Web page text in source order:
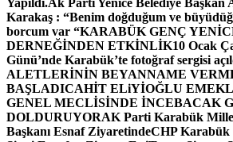
Karakaş : “Benim doğduğum ve
borcum var “KARABÜK GENÇ
DERNEĞİNDEN ETKİNLİK10 Ocak
Günü’nde Karabük’te fotoğraf sergisi
ALETLERİNİN BEYANNAME
BAŞLADICAHİT ELiYİOĞLU
GENEL MECLİSİNDE İNCEBACAK
DOLDURUYORAK Parti Karabük
Başkanı Esnaf ZiyaretindeCHP Karabük